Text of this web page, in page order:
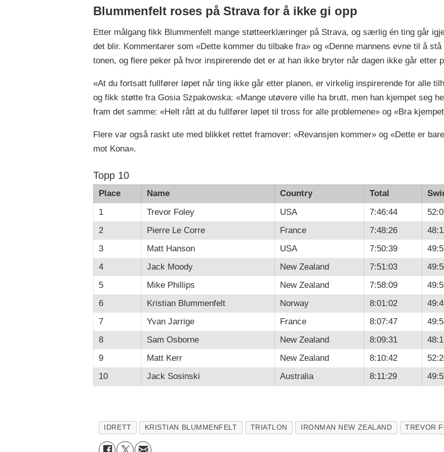
Blummenfelt roses på Strava for å ikke gi opp
Etter målgang fikk Blummenfelt mange støtteerklæringer på Strava, og særlig én ting går
det blir. Kommentarer som «Dette kommer du tilbake fra» og «Denne mannens evne til å
tonen, og flere peker på hvor inspirerende det er at han ikke bryter når dagen ikke går etter
«At du fortsatt fullfører løpet når ting ikke går etter planen, er virkelig inspirerende for alle
og fikk støtte fra Gosia Szpakowska: «Mange utøvere ville ha brutt, men han kjempet seg
fram det samme: «Helt rått at du fullfører løpet til tross for alle problemene» og «Bra
Flere var også raskt ute med blikket rettet framover: «Revansjen kommer» og «Dette er
mot Kona».
Topp 10
Place Name Country Total
1
Trevor Foley USA 7:46:44
2
Pierre Le Corre France 7:48:26
3
Matt Hanson USA 7:50:39
4
Jack Moody New Zealand 7:51:03
5
Mike Phillips New Zealand 7:58:09
6
Kristian Blummenfelt Norway 8:01:02
7
Yvan Jarrige France 8:07:47
8
Sam Osborne New Zealand 8:09:31
9
Matt Kerr New Zealand 8:10:42
10
Jack Sosinski Australia 8:11:29
IDRETT KRISTIAN BLUMMENFELT TRIATLON IRONMAN NEW ZEALAND TREVOR